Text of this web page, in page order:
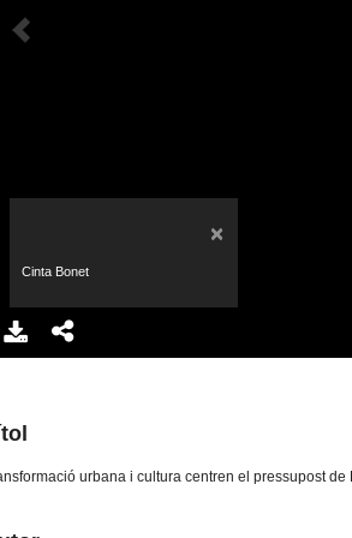
×
Cinta Bonet
urbana i cultura centren el pressupost